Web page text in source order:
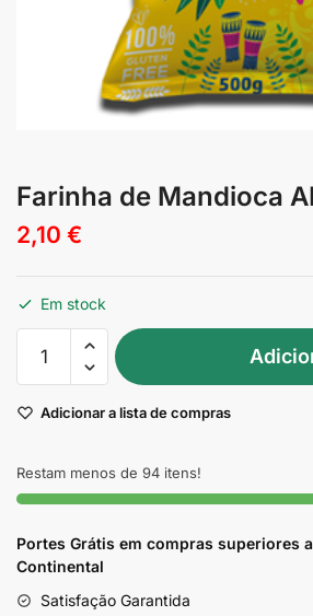
Farinha de Mandioca
2,10 €
Em stock
Quantidade
de
AFG
500g
Adicionar a lista de compras
Restam menos de 94 itens!
Portes Grátis em compras superiores
Continental
Satisfação Garantida